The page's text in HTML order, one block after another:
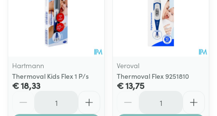
Hartmann
Thermoval Kids Flex 1 P/s
€ 18,33
Veroval
Thermoval Flex 9251810
€ 13,75